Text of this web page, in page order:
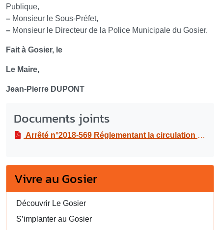
Publique,
– Monsieur le Sous-Préfet,
– Monsieur le Directeur de la Police Municipale du Gosier.
Fait à Gosier, le
Le Maire,
Jean-Pierre DUPONT
Documents joints
Arrêté n°2018-569 Réglementant la circulation à l’occasion du Grand prix de Mathurin le samedi 02 juin 2018
Vivre au Gosier
Découvrir Le Gosier
S’implanter au Gosier